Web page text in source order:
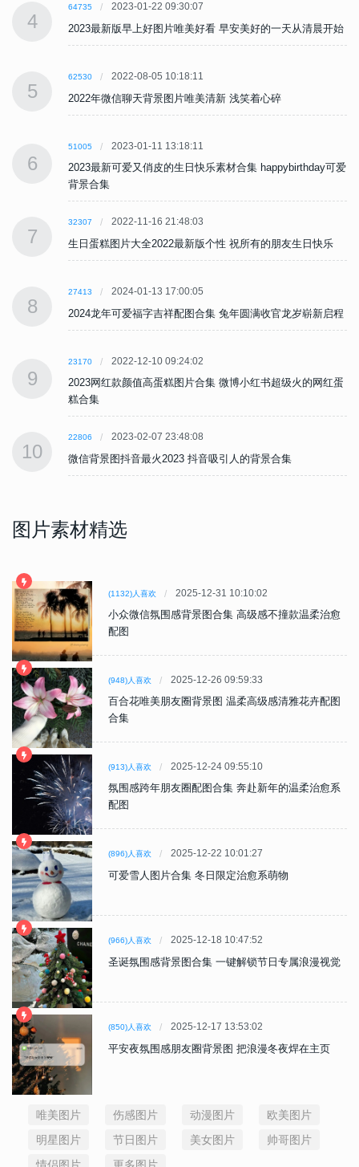
4
64735 2023-01-22 09:30:07
2023最新版早上好图片唯美好看 早安美好的一天从清晨开始
5
62530 2022-08-05 10:18:11
2022年微信聊天背景图片唯美清新 浅笑着心碎
6
51005 2023-01-11 13:18:11
2023最新可爱又俏皮的生日快乐素材合集 happybirthday可爱
背景合集
7
32307 2022-11-16 21:48:03
生日蛋糕图片大全2022最新版个性 祝所有的朋友生日快乐
8
27413 2024-01-13 17:00:05
2024龙年可爱福字吉祥配图合集 兔年圆满收官龙岁崭新启程
9
23170 2022-12-10 09:24:02
2023网红款颜值高蛋糕图片合集 微博小红书超级火的网红蛋
糕合集
10
22806 2023-02-07 23:48:08
微信背景图抖音最火2023 抖音吸引人的背景合集
图片素材精选
(1132)人喜欢 2025-12-31 10:10:02
小众微信氛围感背景图合集 高级感不撞款温柔治愈
配图
(948)人喜欢 2025-12-26 09:59:33
百合花唯美朋友圈背景图 温柔高级感清雅花卉配图
合集
(913)人喜欢 2025-12-24 09:55:10
氛围感跨年朋友圈配图合集 奔赴新年的温柔治愈系
配图
(896)人喜欢 2025-12-22 10:01:27
可爱雪人图片合集 冬日限定治愈系萌物
(966)人喜欢 2025-12-18 10:47:52
圣诞氛围感背景图合集 一键解锁节日专属浪漫视觉
(850)人喜欢 2025-12-17 13:53:02
平安夜氛围感朋友圈背景图 把浪漫冬夜焊在主页
唯美图片 伤感图片 动漫图片
欧美图片
明星图片
节日图片 美女图片
帅哥图片